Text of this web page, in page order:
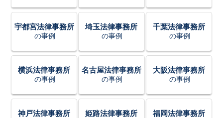
宇都宮法律事務所
の事例
埼玉法律事務所
の事例
千葉法律事務所
の事例
横浜法律事務所
の事例
名古屋法律事務所
の事例
大阪法律事務所
の事例
神戸法律事務所 姫路法律事務所 福岡法律事務所